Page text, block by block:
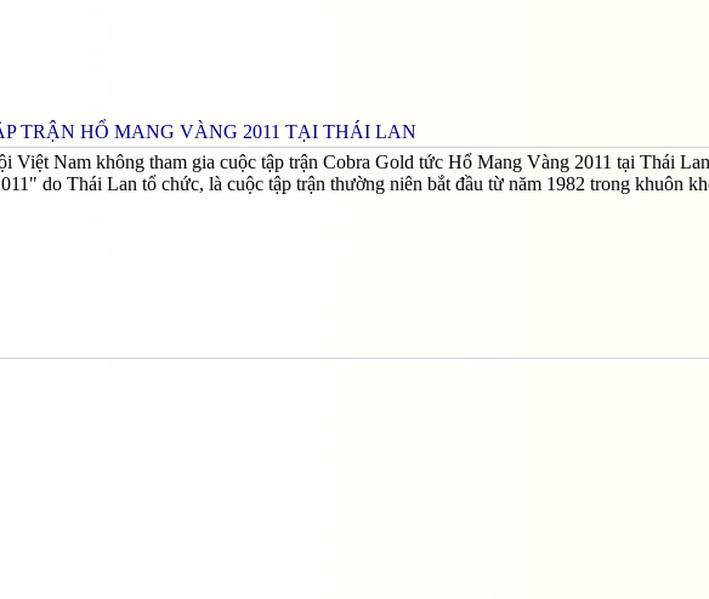
TRẬN HỔ MANG VÀNG 2011 TẠI THÁI LAN
Nam không tham gia cuộc tập trận Cobra Gold tức Hổ Mang Vàng 2011 tại Thái
do Thái Lan tổ chức, là cuộc tập trận thường niên bắt đầu từ năm 1982 trong khuôn